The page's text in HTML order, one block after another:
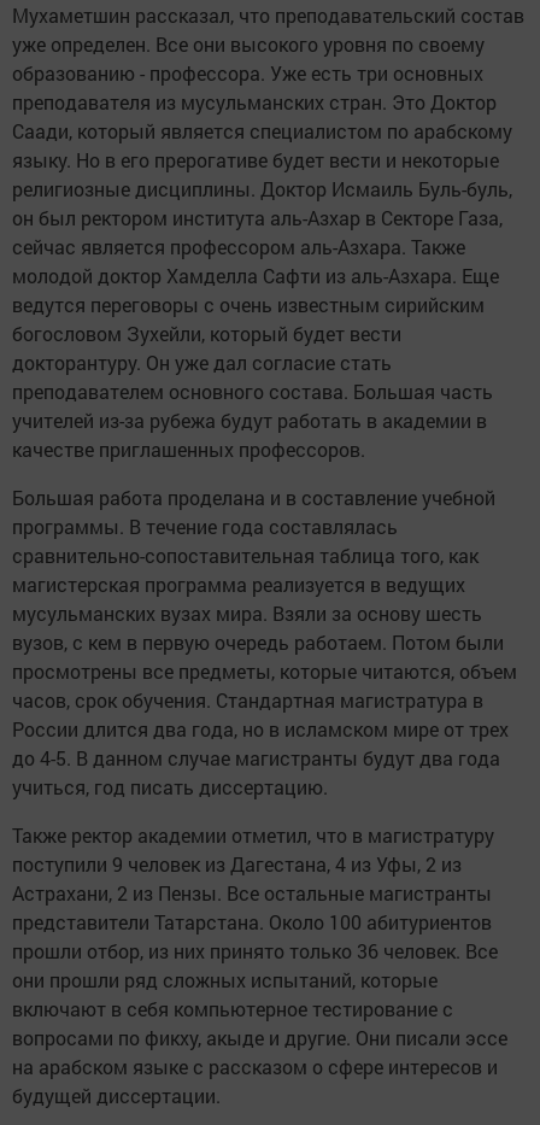
Мухаметшин рассказал, что преподавательский состав
уже определен. Все они высокого уровня по своему
образованию - профессора. Уже есть три основных
преподавателя из мусульманских стран. Это Доктор
Саади, который является специалистом по арабскому
языку. Но в его прерогативе будет вести и некоторые
религиозные дисциплины. Доктор Исмаиль Буль-буль,
он был ректором института аль-Азхар в Секторе Газа,
сейчас является профессором аль-Азхара. Также
молодой доктор Хамделла Сафти из аль-Азхара. Еще
ведутся переговоры с очень известным сирийским
богословом Зухейли, который будет вести
докторантуру. Он уже дал согласие стать
преподавателем основного состава. Большая часть
учителей из-за рубежа будут работать в академии в
качестве приглашенных профессоров.
Большая работа проделана и в составление учебной
программы. В течение года составлялась
сравнительно-сопоставительная таблица того, как
магистерская программа реализуется в ведущих
мусульманских вузах мира. Взяли за основу шесть
вузов, с кем в первую очередь работаем. Потом были
просмотрены все предметы, которые читаются, объем
часов, срок обучения. Стандартная магистратура в
России длится два года, но в исламском мире от трех
до 4-5. В данном случае магистранты будут два года
учиться, год писать диссертацию.
Также ректор академии отметил, что в магистратуру
поступили 9 человек из Дагестана, 4 из Уфы, 2 из
Астрахани, 2 из Пензы. Все остальные магистранты
представители Татарстана. Около 100 абитуриентов
прошли отбор, из них принято только 36 человек. Все
они прошли ряд сложных испытаний, которые
включают в себя компьютерное тестирование с
вопросами по фикху, акыде и другие. Они писали эссе
на арабском языке с рассказом о сфере интересов и
будущей диссертации.